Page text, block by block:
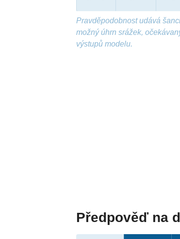
Pravděpodobnost udává
možný úhrn srážek,
výstupů modelu.
Předpověď na